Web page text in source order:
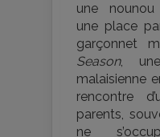
une
une place
garçonnet
Season,
malaisienne
rencontre
parents,
ne